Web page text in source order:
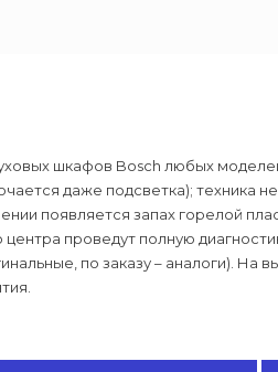
шкафов Bosch любых
даже подсветка); техника
появляется запах горелой
проведут полную
по заказу – аналоги). На